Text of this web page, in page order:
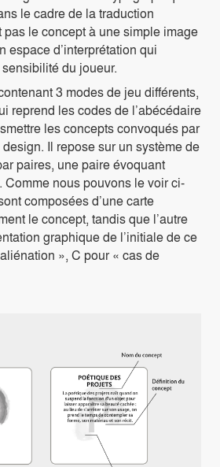
le cadre de la traduction
le concept à une simple image
espace d’interprétation qui
du joueur.
3 modes de jeu différents,
reprend les codes de l’abécédaire
les concepts convoqués par
Il repose sur un système de
paires, une paire évoquant
Comme nous pouvons le voir ci-
composées d’une carte
le concept, tandis que l’autre
graphique de l’initiale de ce
», C pour « cas de